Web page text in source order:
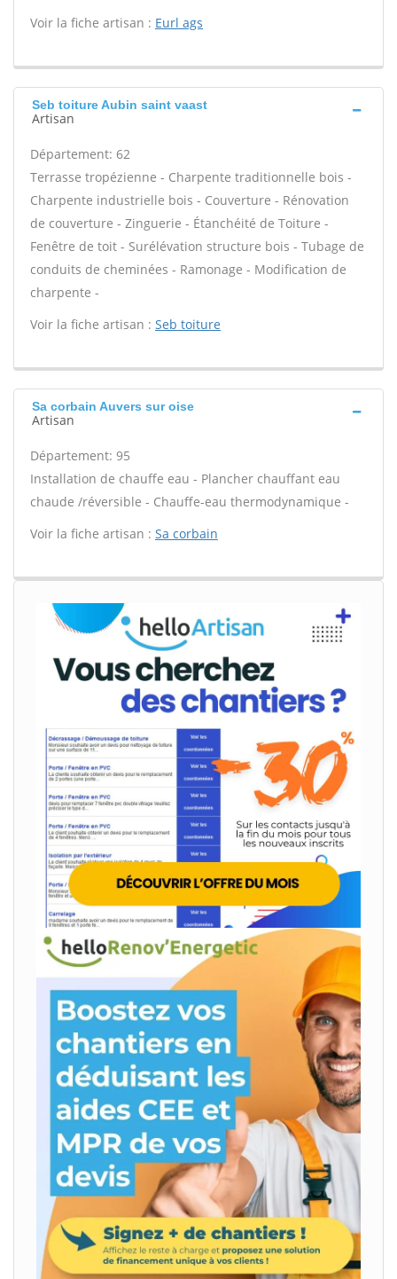
Voir la fiche artisan : Eurl ags
Seb toiture Aubin saint vaast
Artisan
Département: 62
Terrasse tropézienne - Charpente traditionnelle bois -
Charpente industrielle bois - Couverture - Rénovation
de couverture - Zinguerie - Étanchéité de Toiture -
Fenêtre de toit - Surélévation structure bois - Tubage de
conduits de cheminées - Ramonage - Modification de
charpente -
Voir la fiche artisan : Seb toiture
Sa corbain Auvers sur oise
Artisan
Département: 95
Installation de chauffe eau - Plancher chauffant eau
chaude /réversible - Chauffe-eau thermodynamique -
Voir la fiche artisan : Sa corbain